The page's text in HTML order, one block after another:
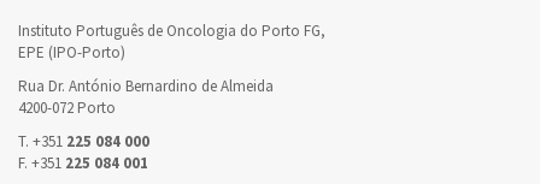
Instituto Português de Oncologia do Porto FG,
EPE (IPO-Porto)
Rua Dr. António Bernardino de Almeida
4200-072 Porto
T. +351 225 084 000
F. +351 225 084 001